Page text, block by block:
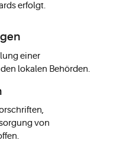
erfolgt.
einer
lokalen Behörden.
von